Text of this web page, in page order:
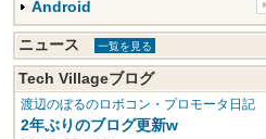
Android
ニュース 一覧を見る
Tech Villageブログ
渡辺のぼるのロボコン・プロモータ日記
2年ぶりのブログ更新w